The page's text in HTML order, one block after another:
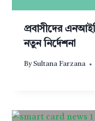
প্রবাসীদের
নতুন নির্দেশনা
By Sultana Farzana